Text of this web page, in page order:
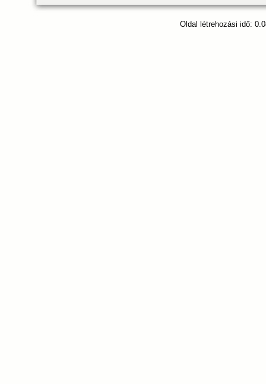
Oldal létrehozási idő: